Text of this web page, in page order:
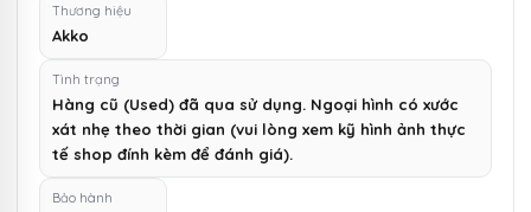
Thương hiệu
Akko
Tình trạng
Hàng cũ (Used) đã qua sử dụng. Ngoại hình có xước
xát nhẹ theo thời gian (vui lòng xem kỹ hình ảnh thực
tế shop đính kèm để đánh giá).
Bảo hành